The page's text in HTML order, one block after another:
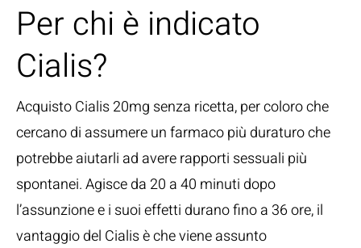
Per chi è indicato
Cialis?
Acquisto Cialis 20mg senza ricetta, per coloro che
cercano di assumere un farmaco più duraturo che
potrebbe aiutarli ad avere rapporti sessuali più
spontanei. Agisce da 20 a 40 minuti dopo
l’assunzione e i suoi effetti durano fino a 36 ore, il
vantaggio del Cialis è che viene assunto